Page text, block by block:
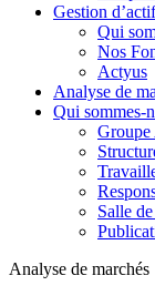
Gestion
Qui
Nos
Actyus
Analyse de
Qui sommes-
Salle
Analyse de marchés